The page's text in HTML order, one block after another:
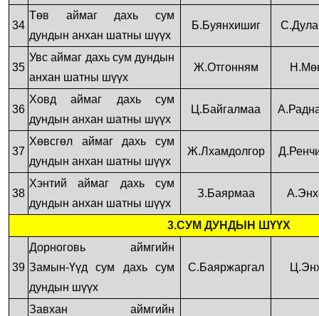
34
Төв аймаг дахь сум
дундын анхан шатны шүүх
Б.Буянхишиг
35
Увс аймаг дахь сум дундын
анхан шатны шүүх
Ж.Отгонням
36
Ховд аймаг дахь сум
дундын анхан шатны шүүх
Ц.Байгалмаа
37
Хөвсгөл аймаг дахь сум
дундын анхан шатны шүүх
Ж.Лхамдолгор
38
Хэнтий аймаг дахь сум
дундын анхан шатны шүүх
З.Баярмаа
3.СУМ ДУНДЫН ШҮҮХ
39
Дорноговь аймгийн
Замын-Үүд сум дахь сум
дундын шүүх
С.Баяржаргал
Завхан аймгийн